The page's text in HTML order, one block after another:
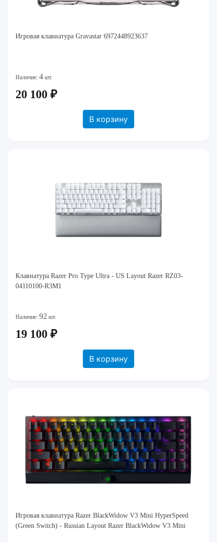
Игровая клавиатура Gravastar 6972448923637
Наличие: 4 шт.
20 100 ₽
В корзину
Клавиатура Razer Pro Type Ultra - US Layout Razer RZ03-
04110100-R3M1
Наличие: 92 шт.
19 100 ₽
В корзину
Игровая клавиатура Razer BlackWidow V3 Mini HyperSpeed
(Green Switch) - Russian Layout Razer BlackWidow V3 Mini